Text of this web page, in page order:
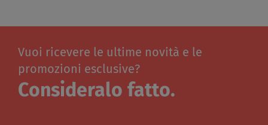
Vuoi ricevere le ultime novità e le
promozioni esclusive?
Consideralo fatto.